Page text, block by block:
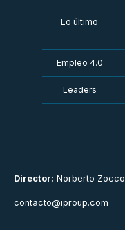
Director: Norberto Zocco
contacto@iproup.com
Lo último
Empleo 4.0
Leaders